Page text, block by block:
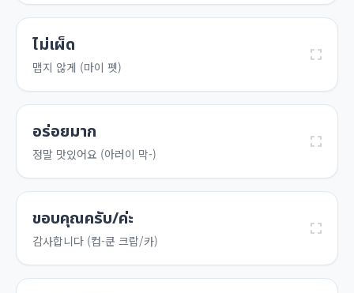
ไม่เผ็ด
맵지 않게 (마이 펫)
อร่อยมาก
정말 맛있어요 (아러이 막-)
ขอบคุณครับ/ค่ะ
감사합니다 (컵-쿤 크랍/카)